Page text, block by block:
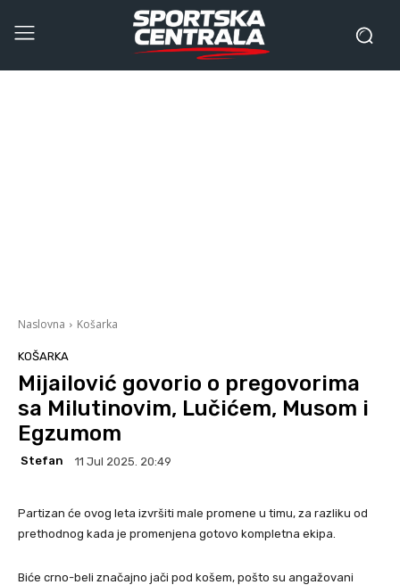
Naslovna Košarka
KOŠARKA
Mijailović govorio o pregovorima
sa Milutinovim, Lučićem, Musom i
Egzumom
Stefan 11 Jul 2025. 20:49
Partizan će ovog leta izvršiti male promene u timu, za razliku od
prethodnog kada je promenjena gotovo kompletna ekipa.
Biće crno-beli značajno jači pod košem, pošto su angažovani